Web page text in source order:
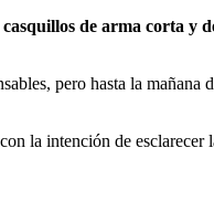
de arma corta y
pero hasta la
con la intención de esclarecer